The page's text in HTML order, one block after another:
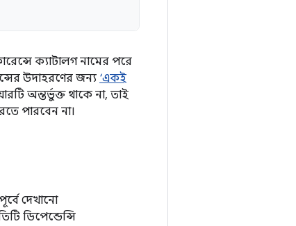
ক্যাটালগ নামের পরে
উদাহরণের জন্য ‘একই
অন্তর্ভুক্ত থাকে না, তাই
পারবেন না।
দেখানো
ডিপেন্ডেন্সি